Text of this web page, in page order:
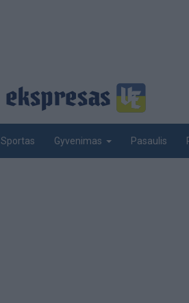
Sportas Gyvenimas Pasaulis